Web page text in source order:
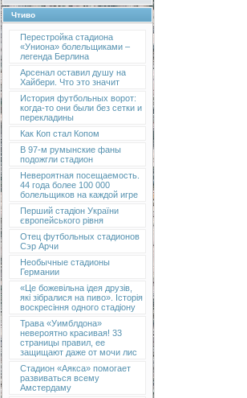
Чтиво
Перестройка стадиона
«Униона» болельщиками –
легенда Берлина
Арсенал оставил душу на
Хайбери. Что это значит
История футбольных ворот:
когда-то они были без сетки и
перекладины
Как Коп стал Копом
В 97-м румынские фаны
подожгли стадион
Невероятная посещаемость.
44 года более 100 000
болельщиков на каждой игре
Перший стадіон України
європейського рівня
Отец футбольных стадионов
Сэр Арчи
Необычные стадионы
Германии
«Це божевільна ідея друзів,
які зібралися на пиво». Історія
воскресіння одного стадіону
Трава «Уимблдона»
невероятно красивая! 33
страницы правил, ее
защищают даже от мочи лис
Стадион «Аякса» помогает
развиваться всему
Амстердаму